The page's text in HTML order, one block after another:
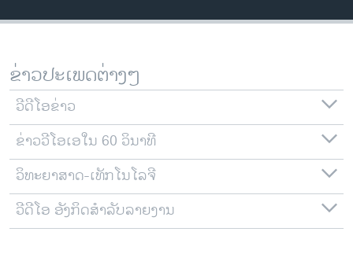
ລາຍການກະຈາຍສຽງ
ລາຍງານ
ຕິດຕາມພວກເຮົາ ທີ່
ພາສາຕ່າງໆ
ຂ່າວປະເພດຕ່າງໆ
ວີດີໂອຂ່າວ
ຂ່າວວີໂອເອໃນ 60 ວິນາທີ
ວິທະຍາສາດ-ເທັກໂນໂລຈີ
ວີດີໂອ ອັງກິດສຳລັບລາຍງານ